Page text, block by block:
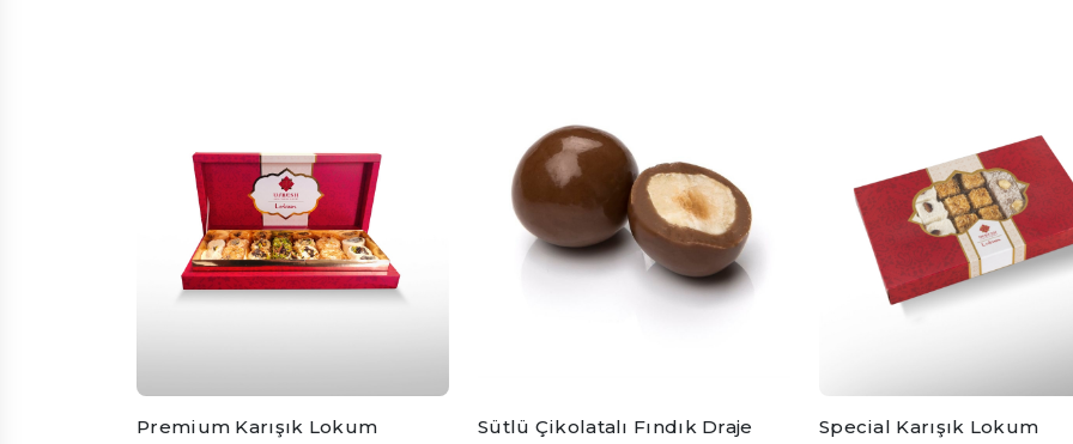
Premium Karışık Lokum Sütlü Çikolatalı Fındık Draje Special Karışık Lokum